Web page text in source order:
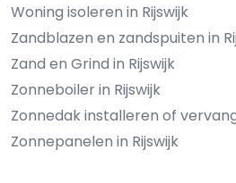
Woning isoleren in Rijswijk
Zandblazen en zandspuiten in
Zand en Grind in Rijswijk
Zonneboiler in Rijswijk
Zonnedak installeren of
Zonnepanelen in Rijswijk